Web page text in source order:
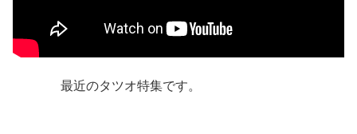
最近のタツオ特集です。